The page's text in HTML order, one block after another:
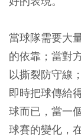
當球隊需要大
的依靠；當對
以撕裂防守線
即時把球傳給
球而已，當一
球賽的變化，